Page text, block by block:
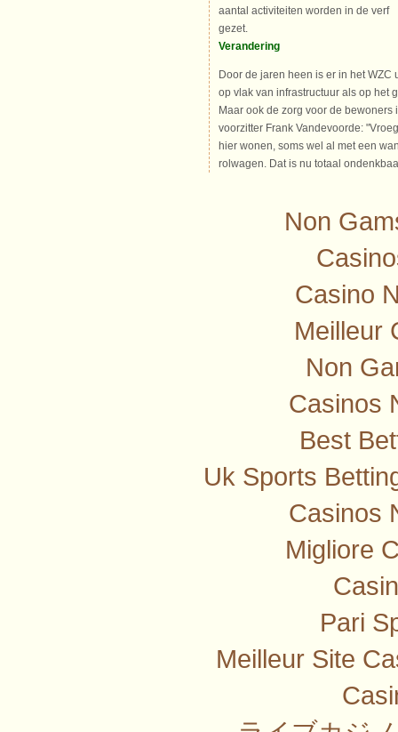
aantal activiteiten worden in de verf
gezet.
Verandering
Door de jaren heen is er in het
op vlak van infrastructuur als op het
Maar ook de zorg voor de
voorzitter Frank Vandevoorde:
hier wonen, soms wel al met een
rolwagen. Dat is nu totaal
Non
Casino
Meilleur
Non
Casinos
Best
Uk Sports
Casinos
Migliore
Pari
Meilleur Site